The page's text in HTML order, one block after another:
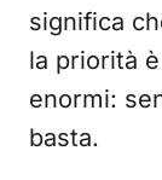
significa
la priorità
enormi:
basta.